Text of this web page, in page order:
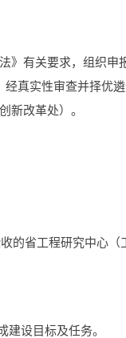
》有关要求，组织
真实性审查并择优
新改革处）。
的省工程研究中心（
建设目标及任务。